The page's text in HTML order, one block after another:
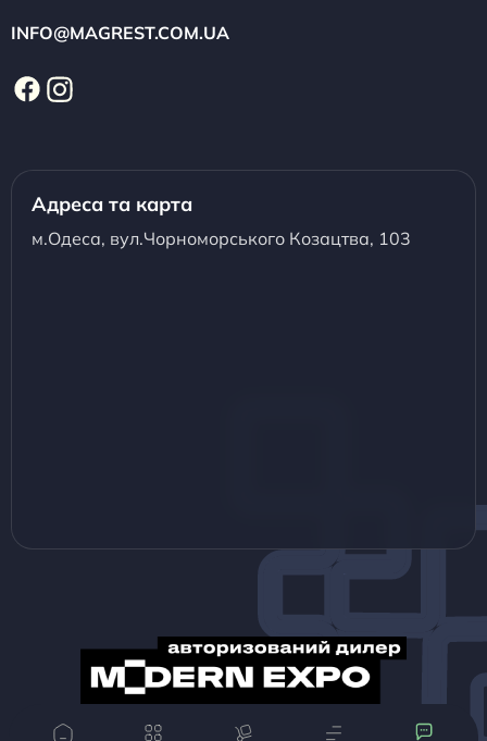
INFO@MAGREST.COM.UA
Адреса та карта
м.Одеса, вул.Чорноморського Козацтва, 103
© Magrest 2013-2024 Всі матеріали, представлені на даному сайті, належать компанії